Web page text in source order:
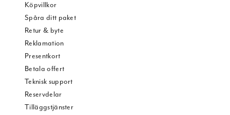
Köpvillkor
Spåra ditt paket
Retur & byte
Reklamation
Presentkort
Betala offert
Teknisk support
Reservdelar
Tilläggstjänster